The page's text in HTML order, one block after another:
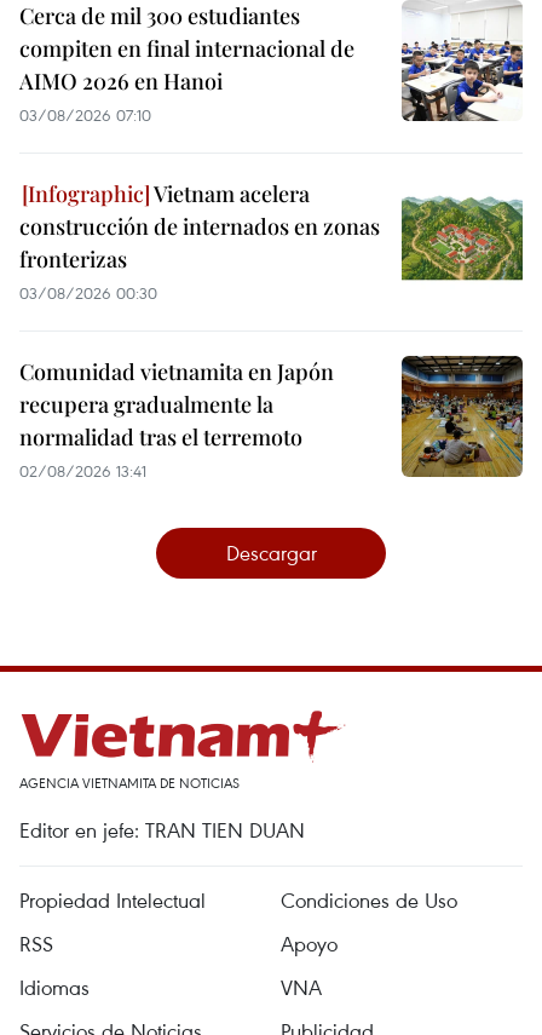
Cerca de mil 300 estudiantes
compiten en final internacional de
AIMO 2026 en Hanoi
03/08/2026 07:10
Vietnam acelera
construcción de internados en zonas
fronterizas
03/08/2026 00:30
Comunidad vietnamita en Japón
recupera gradualmente la
normalidad tras el terremoto
02/08/2026 13:41
Descargar
AGENCIA VIETNAMITA DE NOTICIAS
Editor en jefe: TRAN TIEN DUAN
Propiedad Intelectual
Condiciones de Uso
RSS
Apoyo
Idiomas
VNA